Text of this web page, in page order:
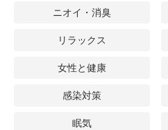
ニオイ・消臭
リラックス
女性と健康
感染対策
眠気